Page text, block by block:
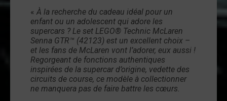
42123
-
McLaren
Senna
GTR
« À la recherche du cadeau idéal pour un
enfant ou un adolescent qui adore les
supercars ? Le set LEGO® Technic McLaren
Senna GTR™ (42123) est un excellent choix –
et les fans de McLaren vont l’adorer, eux aussi !
Regorgeant de fonctions authentiques
inspirées de la supercar d’origine, vedette des
circuits de course, ce modèle à collectionner
ne manquera pas de faire battre les cœurs.